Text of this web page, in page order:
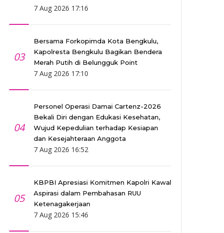
7 Aug 2026 17:16
03
Bersama Forkopimda Kota Bengkulu,
Kapolresta Bengkulu Bagikan Bendera
Merah Putih di Belungguk Point
7 Aug 2026 17:10
04
Personel Operasi Damai Cartenz-2026
Bekali Diri dengan Edukasi Kesehatan,
Wujud Kepedulian terhadap Kesiapan
dan Kesejahteraan Anggota
7 Aug 2026 16:52
05
KBPBI Apresiasi Komitmen Kapolri Kawal
Aspirasi dalam Pembahasan RUU
Ketenagakerjaan
7 Aug 2026 15:46